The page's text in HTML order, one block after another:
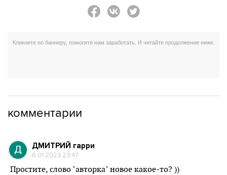
комментарии
ДМИТРИЙ гарри
6.01.2023 23:47
Простите, слово "авторка" новое какое-то? ))